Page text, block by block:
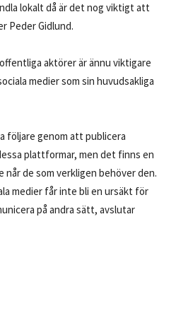
lokalt då är det nog viktigt att
Peder Gidlund.
aktörer är ännu viktigare
medier som sin huvudsakliga
följare genom att publicera
plattformar, men det finns en
de som verkligen behöver den.
medier får inte bli en ursäkt för
på andra sätt, avslutar